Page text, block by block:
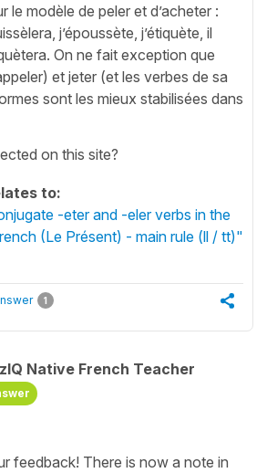
le modèle de peler et d’acheter :
j’époussète, j’étiquète, il
On ne fait exception que
et jeter (et les verbes de sa
sont les mieux stabilisées dans
on this site?
to:
-eter and -eler verbs in the
(Le Présent) - main rule (ll / tt)"
1
Native French Teacher
feedback! There is now a note in